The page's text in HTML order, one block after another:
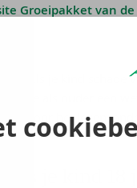
Groeipakket van
Als je kind
voor het